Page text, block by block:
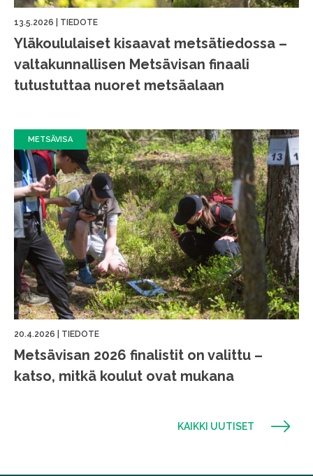
13.5.2026 TIEDOTE
Yläkoululaiset kisaavat metsätiedossa –
valtakunnallisen Metsävisan finaali
tutustuttaa nuoret metsäalaan
METSÄVISA
20.4.2026 TIEDOTE
Metsävisan 2026 finalistit on valittu –
katso, mitkä koulut ovat mukana
KAIKKI UUTISET